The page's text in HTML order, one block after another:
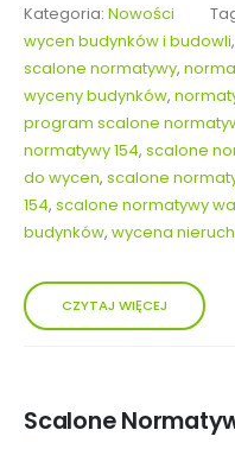
Kategoria: Nowości
wycen budynków i budowli,
scalone normatywy,
wyceny budynków,
program scalone
normatywy 154, scalone
do wycen, scalone
154, scalone normatywy
budynków, wycena
CZYTAJ WIĘCEJ
Scalone